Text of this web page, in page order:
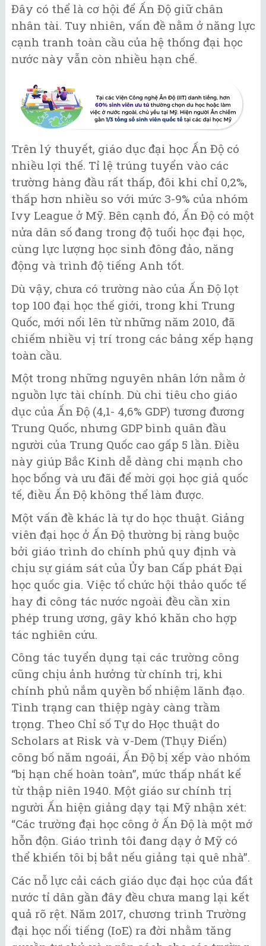
Đây có thể là cơ hội để Ấn Độ giữ chân
nhân tài. Tuy nhiên, vấn đề nằm ở năng lực
cạnh tranh toàn cầu của hệ thống đại học
nước này vẫn còn nhiều hạn chế.
Trên lý thuyết, giáo dục đại học Ấn Độ có
nhiều lợi thế. Tỉ lệ trúng tuyển vào các
trường hàng đầu rất thấp, đôi khi chỉ 0,2%,
thấp hơn nhiều so với mức 3-9% của nhóm
Ivy League ở Mỹ. Bên cạnh đó, Ấn Độ có một
nửa dân số đang trong độ tuổi học đại học,
cùng lực lượng học sinh đông đảo, năng
động và trình độ tiếng Anh tốt.
Dù vậy, chưa có trường nào của Ấn Độ lọt
top 100 đại học thế giới, trong khi Trung
Quốc, mới nổi lên từ những năm 2010, đã
chiếm nhiều vị trí trong các bảng xếp hạng
toàn cầu.
Một trong những nguyên nhân lớn nằm ở
nguồn lực tài chính. Dù chi tiêu cho giáo
dục của Ấn Độ (4,1- 4,6% GDP) tương đương
Trung Quốc, nhưng GDP bình quân đầu
người của Trung Quốc cao gấp 5 lần. Điều
này giúp Bắc Kinh dễ dàng chi mạnh cho
học bổng và ưu đãi để mời gọi học giả quốc
tế, điều Ấn Độ không thể làm được.
Một vấn đề khác là tự do học thuật. Giảng
viên đại học ở Ấn Độ thường bị ràng buộc
bởi giáo trình do chính phủ quy định và
chịu sự giám sát của Ủy ban Cấp phát Đại
học quốc gia. Việc tổ chức hội thảo quốc tế
hay đi công tác nước ngoài đều cần xin
phép trung ương, gây khó khăn cho hợp
tác nghiên cứu.
Công tác tuyển dụng tại các trường công
cũng chịu ảnh hưởng từ chính trị, khi
chính phủ nắm quyền bổ nhiệm lãnh đạo.
Tình trạng can thiệp ngày càng trầm
trọng. Theo Chỉ số Tự do Học thuật do
Scholars at Risk và v-Dem (Thụy Điển)
công bố năm ngoái, Ấn Độ bị xếp vào nhóm
“bị hạn chế hoàn toàn”, mức thấp nhất kể
từ thập niên 1940. Một giáo sư chính trị
người Ấn hiện giảng dạy tại Mỹ nhận xét:
“Các trường đại học công ở Ấn Độ là một mớ
hỗn độn. Giáo trình tôi đang dạy ở Mỹ có
thể khiến tôi bị bắt nếu giảng tại quê nhà”.
Các nỗ lực cải cách giáo dục đại học của đất
nước tỉ dân gần đây đều chưa mang lại kết
quả rõ rệt. Năm 2017, chương trình Trường
đại học nổi tiếng (IoE) ra đời nhằm tăng